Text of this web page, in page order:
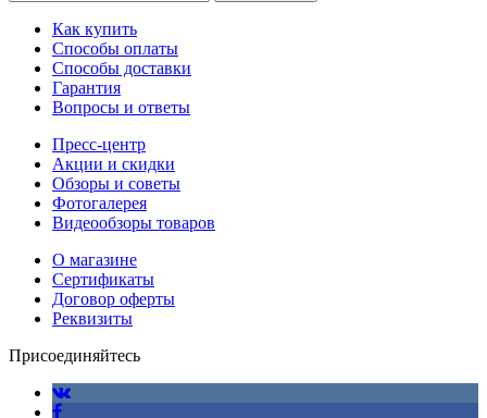
Как купить
Способы оплаты
Способы доставки
Гарантия
Вопросы и ответы
Пресс-центр
Акции и скидки
Обзоры и советы
Фотогалерея
Видеообзоры товаров
О магазине
Сертификаты
Договор оферты
Реквизиты
Присоединяйтесь